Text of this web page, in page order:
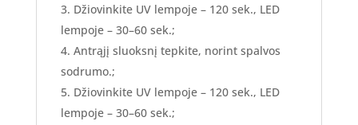
Džiovinkite UV lempoje – 120 sek., LED
lempoje – 30–60 sek.;
Antrąjį sluoksnį tepkite, norint spalvos
sodrumo.;
Džiovinkite UV lempoje – 120 sek., LED
lempoje – 30–60 sek.;